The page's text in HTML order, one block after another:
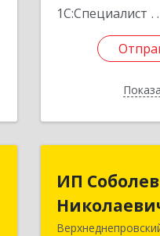
1С:Специалист
ИП
ИП